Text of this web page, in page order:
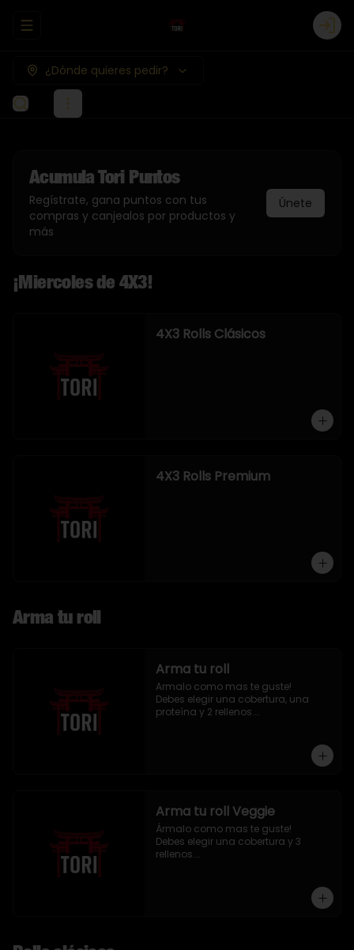
Abrir menu de navegación Login
¿Dónde quieres pedir?
AcumulaTori Puntos
Regístrate, gana puntos con tus
compras y canjealos por productos y
más
Únete
¡Miercoles de 4X3!
4X3 Rolls Clásicos
4X3 Rolls Premium
Arma tu roll
Arma tu roll
Armalo como mas te guste!
Debes elegir una cobertura, una
proteína y 2 rellenos.
Arma tu roll Veggie
Ármalo como mas te guste!
Debes elegir una cobertura y 3
rellenos.